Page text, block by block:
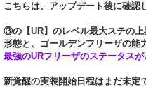
こちらは、アップデート後に確認
③の【UR】のレベル最大ステの
形態と、ゴールデンフリーザの能
最強のURフリーザのステータス
新覚醒の実装開始日程はまだ未定